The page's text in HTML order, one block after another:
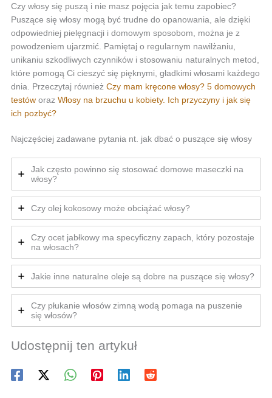
Czy włosy się puszą i nie masz pojęcia jak temu zapobiec?
Puszące się włosy mogą być trudne do opanowania, ale dzięki
odpowiedniej pielęgnacji i domowym sposobom, można je z
powodzeniem ujarzmić. Pamiętaj o regularnym nawilżaniu,
unikaniu szkodliwych czynników i stosowaniu naturalnych metod,
które pomogą Ci cieszyć się pięknymi, gładkimi włosami każdego
dnia. Przeczytaj również Czy mam kręcone włosy? 5 domowych
testóworaz Włosy na brzuchu u kobiety. Ich przyczyny i jak się
ich pozbyć?
Najczęściej zadawane pytania nt. jak dbać o puszące się włosy
Jak często powinno się stosować domowe maseczki na
włosy?
Czy olej kokosowy może obciążać włosy?
Czy ocet jabłkowy ma specyficzny zapach, który pozostaje
na włosach?
Jakie inne naturalne oleje są dobre na puszące się włosy?
Czy płukanie włosów zimną wodą pomaga na puszenie
się włosów?
Udostępnij ten artykuł